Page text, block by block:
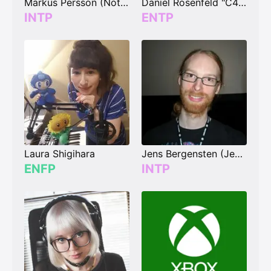
Markus Persson (Notch)
INTP
Daniel Rosenfeld "C418"
ENTP
Laura Shigihara
ENFP
Jens Bergensten (Jeb_)
INTP